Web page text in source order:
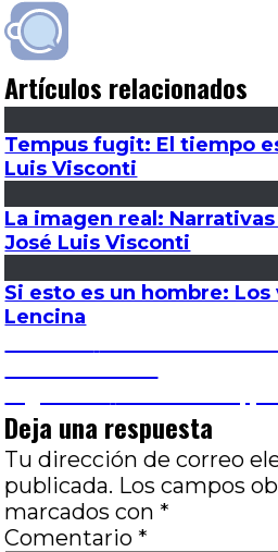
Artículos relacionados
Tempus fugit: El tiempo
Luis Visconti
La imagen real:
José Luis Visconti
Si esto es un hombre:
Lencina
Navegación
de
entradas siguiente:
Deja una respuesta
Tu dirección de correo
publicada. Los campos
marcados con *
Comentario *